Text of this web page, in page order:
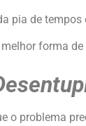
pia de tempos
forma de
o problema